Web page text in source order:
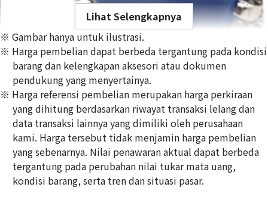
Pt･Pm900 Star Sapphire Diamond Ring 10.97ct
Referensi Harga Buyback
49.529.478
Lihat Selengkapnya
※ Gambar hanya untuk ilustrasi.
※ Harga pembelian dapat berbeda tergantung pada kondisi
barang dan kelengkapan aksesori atau dokumen
pendukung yang menyertainya.
※ Harga referensi pembelian merupakan harga perkiraan
yang dihitung berdasarkan riwayat transaksi lelang dan
data transaksi lainnya yang dimiliki oleh perusahaan
kami. Harga tersebut tidak menjamin harga pembelian
yang sebenarnya. Nilai penawaran aktual dapat berbeda
tergantung pada perubahan nilai tukar mata uang,
kondisi barang, serta tren dan situasi pasar.